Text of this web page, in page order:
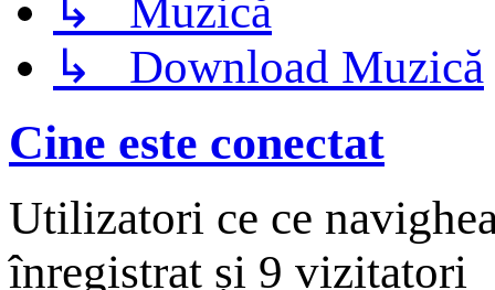
↳ Muzică
↳ Download Muzică
Cine este conectat
Utilizatori ce ce
înregistrat și 9 vizitatori